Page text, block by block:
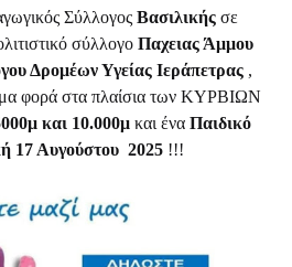
Σύλλογος Βασιλικής σε
σύλλογο Παχειας Άμμου
Δρομέων Υγείας Ιεράπετρας ,
φορά στα πλαίσια των ΚΥΡΒΙΩΝ
και 10.000μ και ένα Παιδικό
17 Αυγούστου 2025 !!!